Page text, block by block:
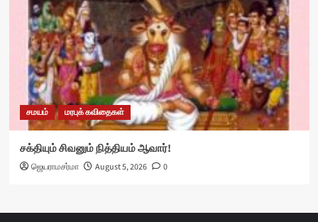
சமயம் மரபுக் கவிதைகள்
சக்தியும் சிவனும் நித்தியம் ஆவார்!
ஜெயராமசர்மா August 5, 2026 0